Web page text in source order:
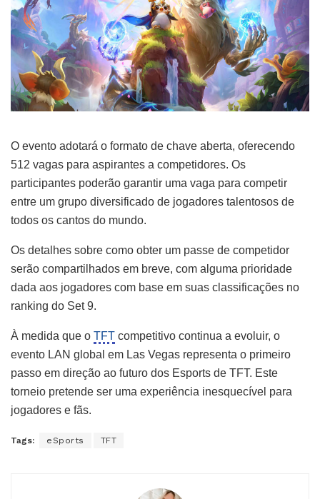
O evento adotará o formato de chave aberta, oferecendo
512 vagas para aspirantes a competidores. Os
participantes poderão garantir uma vaga para competir
entre um grupo diversificado de jogadores talentosos de
todos os cantos do mundo.
Os detalhes sobre como obter um passe de competidor
serão compartilhados em breve, com alguma prioridade
dada aos jogadores com base em suas classificações no
ranking do Set 9.
À medida que o TFT competitivo continua a evoluir, o
evento LAN global em Las Vegas representa o primeiro
passo em direção ao futuro dos Esports de TFT. Este
torneio pretende ser uma experiência inesquecível para
jogadores e fãs.
Tags: eSports TFT